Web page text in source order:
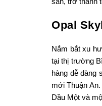
Opal
Nắm bắt xu
tại thị trường
hàng dễ dàng
mới Thuận
Dầu Một và